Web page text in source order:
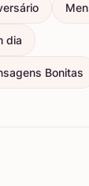
dia
Bonitas